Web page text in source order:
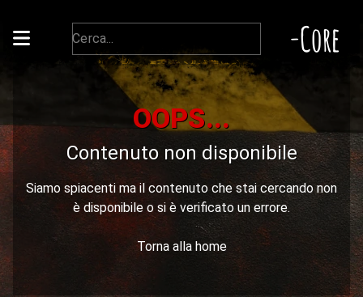
-Core
OOPS...
Contenuto non disponibile
Siamo spiacenti ma il contenuto che stai cercando non
è disponibile o si è verificato un errore.
Torna alla home